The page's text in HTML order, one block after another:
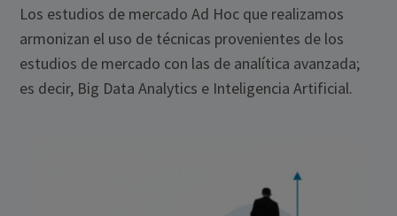
Los estudios de mercado Ad Hoc que realizamos
armonizan el uso de técnicas provenientes de los
estudios de mercado con las de analítica avanzada;
es decir, Big Data Analytics e Inteligencia Artificial.